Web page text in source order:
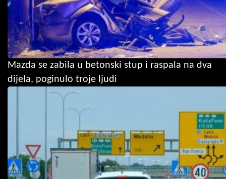
Mazda se zabila u betonski stup i raspala na dva
dijela, poginulo troje ljudi